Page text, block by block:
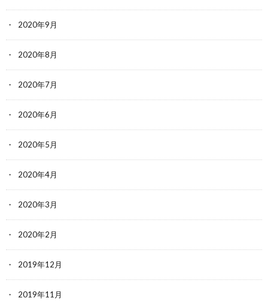
2020年9月
2020年8月
2020年7月
2020年6月
2020年5月
2020年4月
2020年3月
2020年2月
2019年12月
2019年11月